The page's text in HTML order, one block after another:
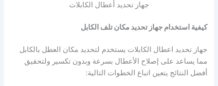
جهاز تحديد أعطال الكابلات
كيفية استخدام جهاز تحديد مكان تلف الكابل
جهاز تحديد اعطال الكابلات يستخدم لتحديد مكان العطل بالكابل
مما يساعد على إصلاح الأعطال بسرعة وبدون تكسير ولتحقيق
أفضل النتائج يتعين اتباع الخطوات التالية: